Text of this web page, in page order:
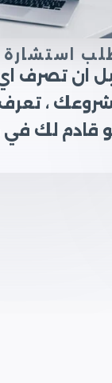
استشارة
ان تصرف
،
قادم لك